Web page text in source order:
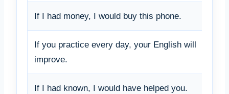
If I had money, I would buy this phone.
If you practice every day, your English will
improve.
If I had known, I would have helped you.